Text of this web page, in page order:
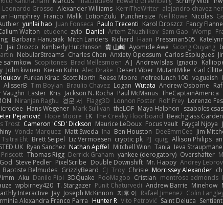
Leonardo Grosso Alexander Williams KerriTheWriter alejandro chavez
Humphrey Franco Malik LotionZulu Punchersize Neil Rowe Nicolas
yunlai hao Juan Fonseca Paulo Trecenti Karol Droszcz Fancy
Walton etudenc zylo Daniel Artem Zhuzhlikov Sam Gao Womp
Barbara Hanusiak Mitch Landers Richard Haan Pressman505
Jaii Orozco Kimberly Hutchinson 貴 山崎 Ayomide Awe Sicong Ouyang
NebularStreams Charles Chen Anxiety Opossum Carlos Esplugues
sahmkow Scopitones Brad Mellesmoen A J Andrew Islas Ignacio
John kivinen Kieran Kuhn Alec Drake Desert Viber MutantMike Carl
Furkan Kirac Scott North Reese Moore nofreelunch 100 vagueish
AlisserB Tim Boylan Braulio Chavez Logan Wutata Andrew Osborne
Vaughn Laster Kris Jackson N. Rocha Paul McManus TheCaptainAmerica
Niranjan Raghu 경문 서 Flagg3D Lonnon Foster Rolf Frey Lorenzo
Hans Wegener Mark Sullivan theLOF Maya Halphon szabolcs
Pejanović Hope Moore EK The Creaky Floorboard Beachglass
Trost Cameron 'CSD' Dickson Maurice LeDoux Focus Vault Fayçal Njoya
Vonda Marquez Matt Sweda Ina Ben Houston DeeEmmCee Jim
Tsitra Eht Brett Seipel Liz Vermoesen cryptic pk PJ quig Allison Philips
UK Ryan Sanchez Nathan Apffel Mitchell Winn Tania Ieva Straupmane
Priscott Thomas Rigg Derrick Graham yankee (derogatory) Overshafter
Steve Pedler PixelScribe Double Downshift Mr. Happy Andrey Lebrov
Baptiste Belmudes GrizzlyBeard CJ Troy Chrisie Morrissey Alexander
Aku Danilo Pipi 3DQuake PooMagoo Cristian montrose edmonds
wpbirney420 T. Stargazer Punit Chaturvedi Andrew Barrie Minehow
Interactive Jay Joseph McKinnon 지후 이 Rafael Jimenez Colin
Alexandra Franco Parra Hunter R Vito Petrović Saint Deluca